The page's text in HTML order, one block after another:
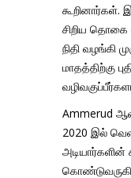
கூறினார்கள்.
சிறிய தொகை
நிதி வழங்கி
மாதத்திற்கு
Ammerud
2020 இல்